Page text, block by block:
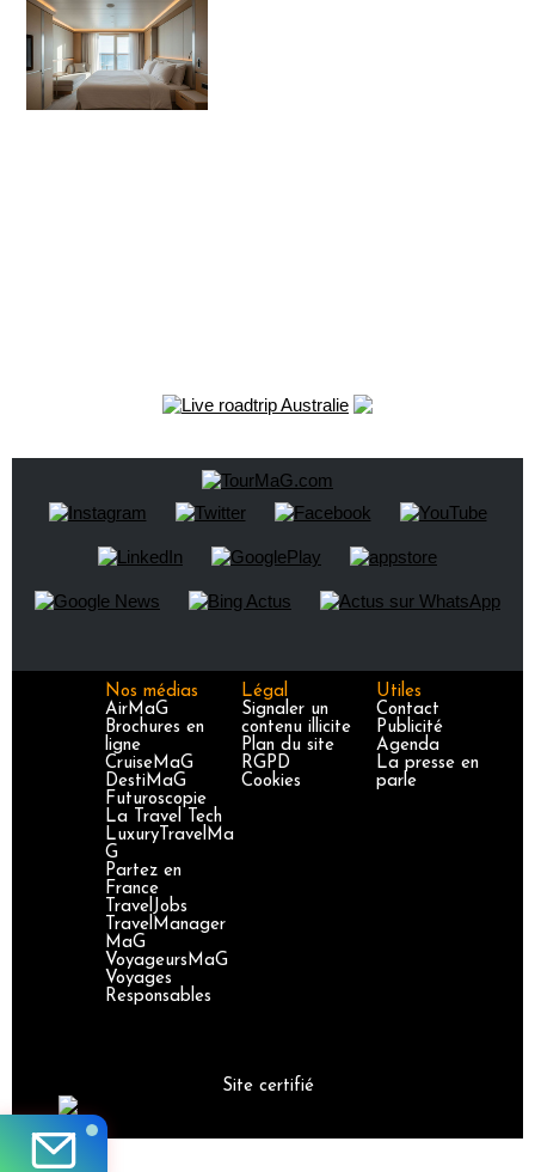
Nos médias
AirMaG
Brochures en
ligne
CruiseMaG
DestiMaG
Futuroscopie
La Travel Tech
LuxuryTravelMa
G
Partez en
France
TravelJobs
TravelManager
MaG
VoyageursMaG
Voyages
Responsables
Légal
Signaler un
contenu illicite
Plan du site
RGPD
Cookies
Utiles
Contact
Publicité
Agenda
La presse en
parle
Site certifié